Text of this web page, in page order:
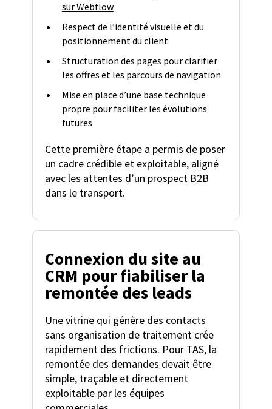
sur Webflow
Respect de l’identité visuelle et du
positionnement du client
Structuration des pages pour clarifier
les offres et les parcours de navigation
Mise en place d’une base technique
propre pour faciliter les évolutions
futures
Cette première étape a permis de poser
un cadre crédible et exploitable, aligné
avec les attentes d’un prospect B2B
dans le transport.
Connexion du site au
CRM pour fiabiliser la
remontée des leads
Une vitrine qui génère des contacts
sans organisation de traitement crée
rapidement des frictions. Pour TAS, la
remontée des demandes devait être
simple, traçable et directement
exploitable par les équipes